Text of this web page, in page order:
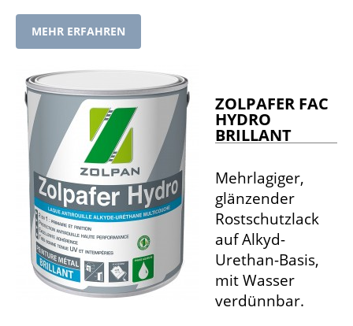
MEHR ERFAHREN
ZOLPAFER FAC
HYDRO
BRILLANT
Mehrlagiger,
glänzender
Rostschutzlack
auf Alkyd-
Urethan-Basis,
mit Wasser
verdünnbar.